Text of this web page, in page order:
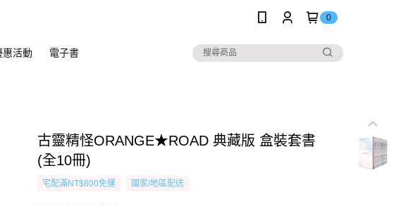
0
惠活動 電子書
古靈精怪ORANGE★ROAD 典藏版 盒裝套書
(全10冊)
宅配滿NT$800免運 國家/地區配送